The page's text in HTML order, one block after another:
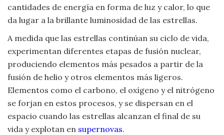
Sociología
Tecnología
Universo
Viajar
cantidades de energía en forma de luz y calor, lo que
da lugar a la brillante luminosidad de las estrellas.
A medida que las estrellas continúan su ciclo de vida,
experimentan diferentes etapas de fusión nuclear,
produciendo elementos más pesados a partir de la
fusión de helio y otros elementos más ligeros.
Elementos como el carbono, el oxígeno y el nitrógeno
se forjan en estos procesos, y se dispersan en el
espacio cuando las estrellas alcanzan el final de su
vida y explotan en supernovas.